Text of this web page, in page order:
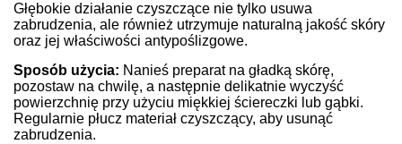
Głębokie działanie czyszczące nie tylko usuwa
zabrudzenia, ale również utrzymuje naturalną jakość skóry
oraz jej właściwości antypoślizgowe.
Sposób użycia: Nanieś preparat na gładką skórę,
pozostaw na chwilę, a następnie delikatnie wyczyść
powierzchnię przy użyciu miękkiej ściereczki lub gąbki.
Regularnie płucz materiał czyszczący, aby usunąć
zabrudzenia.